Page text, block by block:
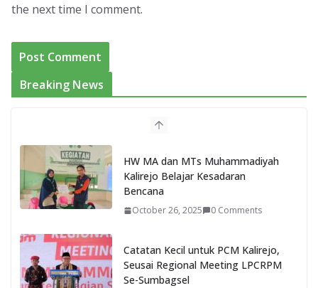
the next time I comment.
Breaking News
HW MA dan MTs Muhammadiyah
Kalirejo Belajar Kesadaran
Bencana
October 26, 2025 0 Comments
Catatan Kecil untuk PCM Kalirejo,
Seusai Regional Meeting LPCRPM
Se-Sumbagsel